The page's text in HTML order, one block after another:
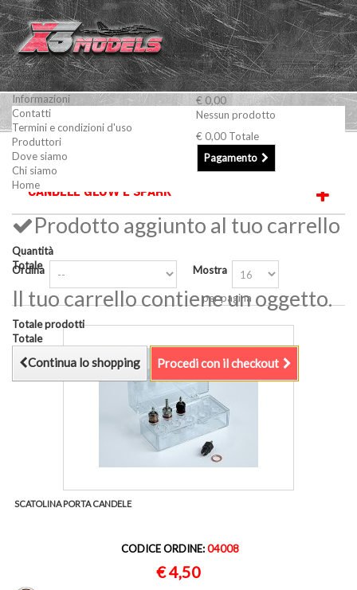
Informazioni
Contatti
Termini e condizioni d'uso
Produttori
Dove siamo
Chi siamo
Home
€ 0,00
Nessun prodotto
€ 0,00 Totale
Pagamento
Prodotto aggiunto al tuo carrello
Quantità
Totale
Il tuo carrello contiene un oggetto.
Totale prodotti
Totale
Continua lo shopping Procedi con il checkout
Candele GLOW e SPARK
CANDELE GLOW E SPARK
Ordina Mostra
per pagina
SCATOLINA PORTA CANDELE
CODICE ORDINE:04008
€ 4,50